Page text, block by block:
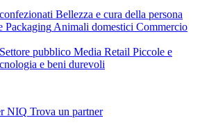
Bellezza e cura della persona
Packaging Animali domestici Commercio
Settore pubblico Media Retail Piccole e
e beni durevoli
NIQ Trova un partner